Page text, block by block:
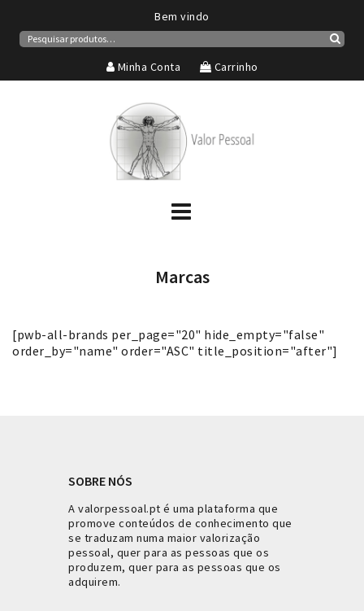
Bem vindo
Pesquisar
Minha Conta Carrinho
Marcas
[pwb-all-brands per_page="20" hide_empty="false"
order_by="name" order="ASC" title_position="after"]
SOBRE NÓS
A valorpessoal.pt é uma plataforma que
promove conteúdos de conhecimento que
se traduzam numa maior valorização
pessoal, quer para as pessoas que os
produzem, quer para as pessoas que os
adquirem.